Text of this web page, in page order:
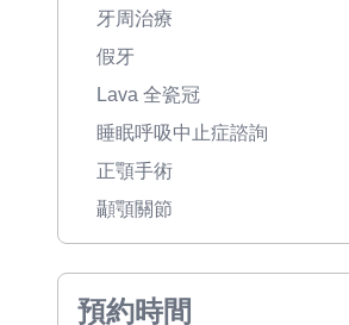
牙周治療
假牙
Lava 全瓷冠
睡眠呼吸中止症諮詢
正顎手術
顳顎關節
預約時間